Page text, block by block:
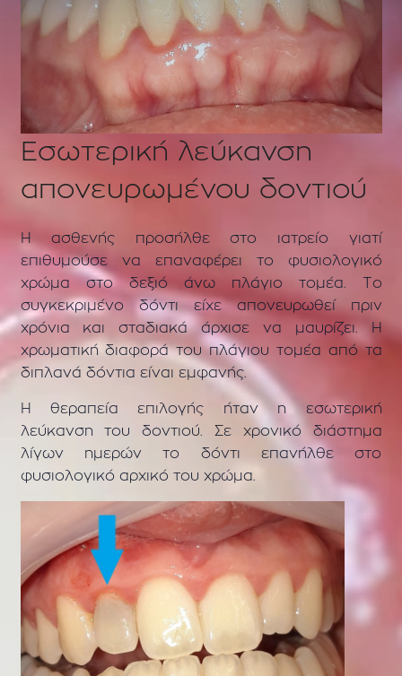
Εσωτερική λεύκανση
απονευρωμένου δοντιού
Η ασθενής προσήλθε στο ιατρείο γιατί
επιθυμούσε να επαναφέρει το φυσιολογικό
χρώμα στο δεξιό άνω πλάγιο τομέα. Το
συγκεκριμένο δόντι είχε απονευρωθεί πριν
χρόνια και σταδιακά άρχισε να μαυρίζει. Η
χρωματική διαφορά του πλάγιου τομέα από τα
διπλανά δόντια είναι εμφανής.
Η θεραπεία επιλογής ήταν η εσωτερική
λεύκανση του δοντιού. Σε χρονικό διάστημα
λίγων ημερών το δόντι επανήλθε στο
φυσιολογικό αρχικό του χρώμα.